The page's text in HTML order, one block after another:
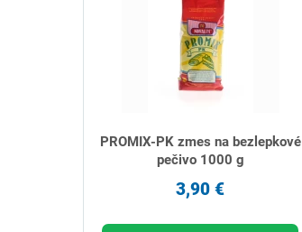
PROMIX-PK zmes na bezlepkové
pečivo 1000 g
3,90 €